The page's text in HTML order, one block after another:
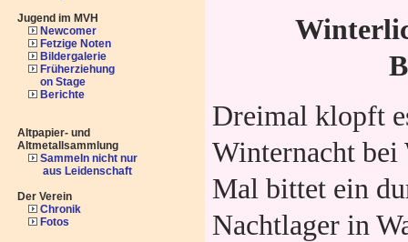
Jugend im MVH
Newcomer
Fetzige Noten
Bildergalerie
Früherziehung
on Stage
Berichte
Altpapier- und
Altmetallsammlung
Sammeln nicht nur
aus Leidenschaft
Der Verein
Chronik
Fotos
Dreimal klopft
Winternacht bei
Mal bittet ein
Nachtlager in